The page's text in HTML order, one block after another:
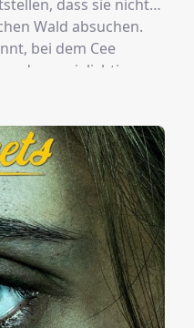
dass sie nicht
Wald absuchen.
bei dem Cee
zwielichtigen